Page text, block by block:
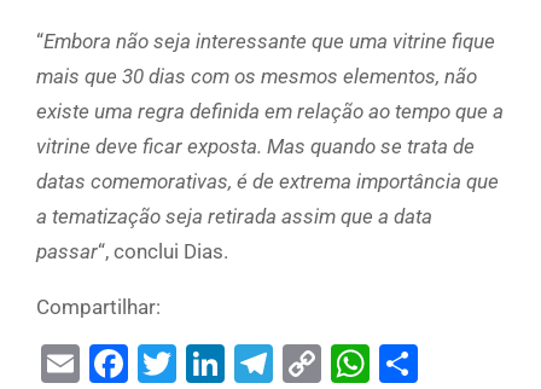
“Embora não seja interessante que uma vitrine fique
mais que 30 dias com os mesmos elementos, não
existe uma regra definida em relação ao tempo que a
vitrine deve ficar exposta. Mas quando se trata de
datas comemorativas, é de extrema importância que
a tematização seja retirada assim que a data
passar“, conclui Dias.
Compartilhar:
EmailFacebook
Twitter
LinkedIn
Telegram
Copy